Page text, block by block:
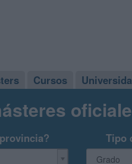
Cursos
Tipo